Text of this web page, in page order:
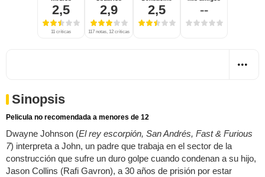
2,5
11 críticas
2,9
117 notas, 12 críticas
2,5 --
Sinopsis
Pelicula no recomendada a menores de 12
Dwayne Johnson (El rey escorpión, San Andrés, Fast & Furious
7) interpreta a John, un padre que trabaja en el sector de la
construcción que sufre un duro golpe cuando condenan a su hijo,
Jason Collins (Rafi Gavron), a 30 años de prisión por estar